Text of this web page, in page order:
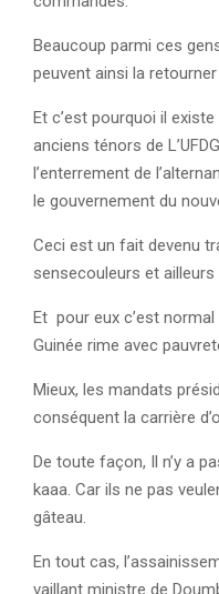
Beaucoup parmi ces
peuvent ainsi la
Et c’est pourquoi il
anciens ténors de
l’enterrement de
le gouvernement du
Ceci est un fait devenu
sensecouleurs et
Et pour eux c’est
Guinée rime avec
Mieux, les mandats
conséquent la carrière
De toute façon, Il n’y a
kaaa. Car ils ne pas
gâteau.
En tout cas,
vaillant ministre de